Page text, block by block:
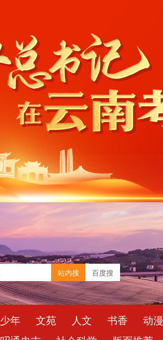
站内搜 百度搜
少年 文苑 人文 书香
动漫